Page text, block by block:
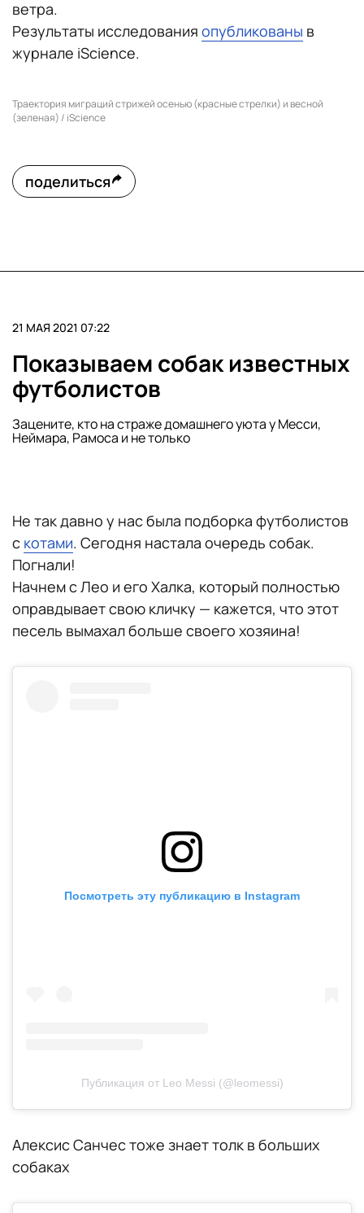
ветра.
Результаты исследования опубликованы в
журнале iScience.
Траектория миграций стрижей осенью (красные стрелки) и весной
(зеленая) / iScience
поделиться
21 МАЯ 2021 07:22
Показываем собак известных
футболистов
Зацените, кто на страже домашнего уюта у Месси,
Неймара, Рамоса и не только
Не так давно у нас была подборка футболистов
с котами. Сегодня настала очередь собак.
Погнали!
Начнем с Лео и его Халка, который полностью
оправдывает свою кличку — кажется, что этот
песель вымахал больше своего хозяина!
Посмотреть эту публикацию в Instagram
Публикация от Leo Messi (@leomessi)
Алексис Санчес тоже знает толк в больших
собаках